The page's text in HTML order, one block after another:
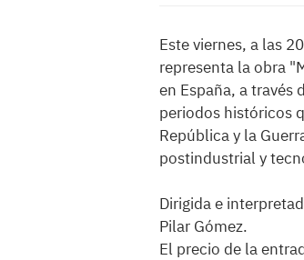
Este viernes, a las
representa la obra
en España, a
periodos históricos
República y la
postindustrial y
Dirigida e
Pilar Gómez.
El precio de la